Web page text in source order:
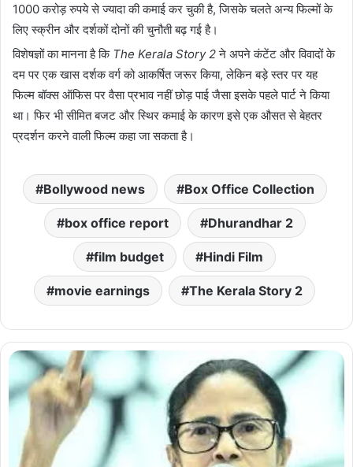
1000 करोड़ रुपये से ज्यादा की कमाई कर चुकी है, जिसके चलते अन्य फिल्मों के
लिए स्क्रीन और दर्शकों दोनों की चुनौती बढ़ गई है।
विशेषज्ञों का मानना है कि The Kerala Story 2ने अपने कंटेंट और विवादों के
दम पर एक खास दर्शक वर्ग को आकर्षित जरूर किया, लेकिन बड़े स्तर पर यह
फिल्म बॉक्स ऑफिस पर वैसा प्रभाव नहीं छोड़ पाई जैसा इसके पहले पार्ट ने किया
था। फिर भी सीमित बजट और स्थिर कमाई के कारण इसे एक औसत से बेहतर
प्रदर्शन करने वाली फिल्म कहा जा सकता है।
Bollywood news Box Office Collection
box office report Dhurandhar 2
film budget Hindi Film
movie earnings The Kerala Story 2